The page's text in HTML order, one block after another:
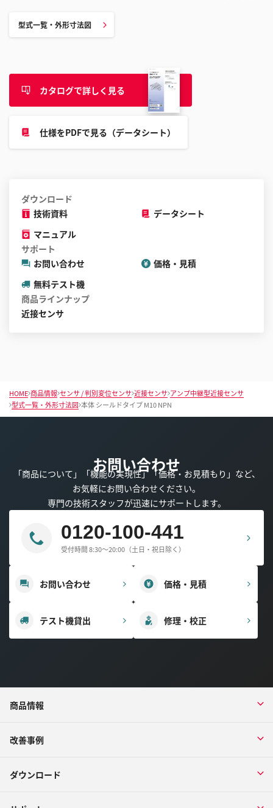
型式一覧・外形寸法図
カタログで詳しく見る
仕様をPDFで見る（データシート）
ダウンロード
技術資料
データシート
マニュアル
サポート
お問い合わせ
価格・見積
無料テスト機
商品ラインナップ
近接センサ
HOME 商品情報 センサ / 判別変位センサ 近接センサ アンプ中継型近接センサ
型式一覧・外形寸法図 本体 シールドタイプ M10 NPN
お問い合わせ
「商品について」「機能の実現性」「価格・お見積もり」など、
お気軽にお問い合わせください。
専門の技術スタッフが迅速にサポートします。
0120-100-441
受付時間 8:30～20:00（土日・祝日除く）
お問い合わせ 価格・見積
テスト機貸出 修理・校正
商品情報
改善事例
ダウンロード